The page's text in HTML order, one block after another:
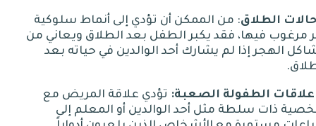
الطلاق: من الممكن أن تؤدي إلى أنماط سلوكية
مرغوب فيها، فقد يكبر الطفل بعد الطلاق ويعاني من
الهجر إذا لم يشارك أحد الوالدين في حياته بعد
.
الطفولة الصعبة: تؤدي علاقة المريض مع
ذات سلطة مثل أحد الوالدين أو المعلم إلى